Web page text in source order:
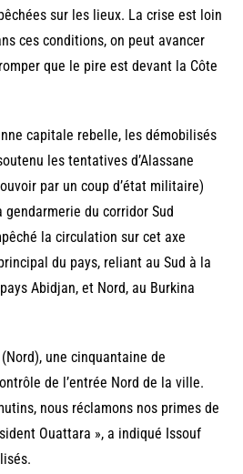
sur les lieux. La crise est loin
ces conditions, on peut avancer
que le pire est devant la Côte
capitale rebelle, les démobilisés
les tentatives d’Alassane
par un coup d’état militaire)
du corridor Sud
la circulation sur cet axe
du pays, reliant au Sud à la
Abidjan, et Nord, au Burkina
une cinquantaine de
de l’entrée Nord de la ville.
nous réclamons nos primes de
Ouattara », a indiqué Issouf